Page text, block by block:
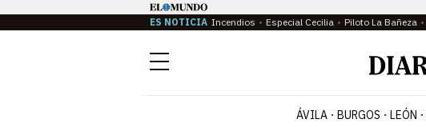
ES NOTICIA Incendios Especial Cecilia Piloto La Bañeza
Menú
ÁVILA BURGOS LEÓN